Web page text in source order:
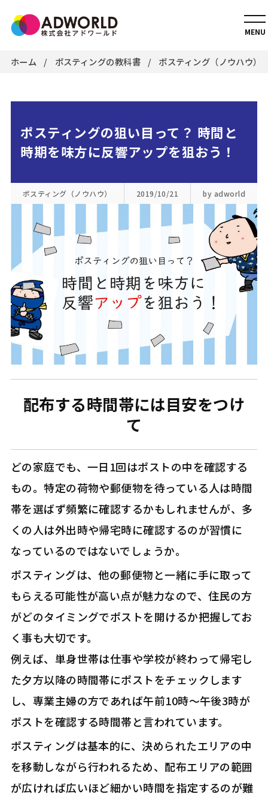
MENU
ホーム ポスティングの教科書 ポスティング（ノウハウ）
ポスティングの狙い目って？ 時間と
時期を味方に反響アップを狙おう！
ポスティング（ノウハウ） 2019/10/21 by adworld
配布する時間帯には目安をつけ
て
どの家庭でも、一日1回はポストの中を確認する
もの。特定の荷物や郵便物を待っている人は時間
帯を選ばず頻繁に確認するかもしれませんが、多
くの人は外出時や帰宅時に確認するのが習慣に
なっているのではないでしょうか。
ポスティングは、他の郵便物と一緒に手に取って
もらえる可能性が高い点が魅力なので、住民の方
がどのタイミングでポストを開けるか把握してお
く事も大切です。
例えば、単身世帯は仕事や学校が終わって帰宅し
た夕方以降の時間帯にポストをチェックします
し、専業主婦の方であれば午前10時～午後3時が
ポストを確認する時間帯と言われています。
ポスティングは基本的に、決められたエリアの中
を移動しながら行われるため、配布エリアの範囲
が広ければ広いほど細かい時間を指定するのが難